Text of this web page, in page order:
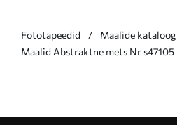
Fototapeedid Maalide kataloog
Maalid Abstraktne mets Nr s47105